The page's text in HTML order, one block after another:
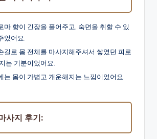
마 향이 긴장을 풀어주고, 숙면을 취할 수 있
었어요.
길로 몸 전체를 마사지해주셔서 쌓였던 피로
는 기분이었어요.
는 몸이 가볍고 개운해지는 느낌이었어요.
사지 후기: